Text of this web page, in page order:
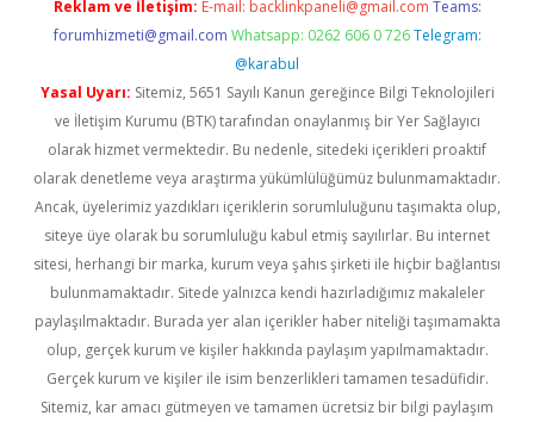
Reklam ve İletişim: E-mail: backlinkpaneli@gmail.com Teams:
forumhizmeti@gmail.com Whatsapp: 0262 606 0 726 Telegram:
@karabul
Yasal Uyarı: Sitemiz, 5651 Sayılı Kanun gereğince Bilgi Teknolojileri
ve İletişim Kurumu (BTK) tarafından onaylanmış bir Yer Sağlayıcı
olarak hizmet vermektedir. Bu nedenle, sitedeki içerikleri proaktif
olarak denetleme veya araştırma yükümlülüğümüz bulunmamaktadır.
Ancak, üyelerimiz yazdıkları içeriklerin sorumluluğunu taşımakta olup,
siteye üye olarak bu sorumluluğu kabul etmiş sayılırlar. Bu internet
sitesi, herhangi bir marka, kurum veya şahıs şirketi ile hiçbir bağlantısı
bulunmamaktadır. Sitede yalnızca kendi hazırladığımız makaleler
paylaşılmaktadır. Burada yer alan içerikler haber niteliği taşımamakta
olup, gerçek kurum ve kişiler hakkında paylaşım yapılmamaktadır.
Gerçek kurum ve kişiler ile isim benzerlikleri tamamen tesadüfidir.
Sitemiz, kar amacı gütmeyen ve tamamen ücretsiz bir bilgi paylaşım